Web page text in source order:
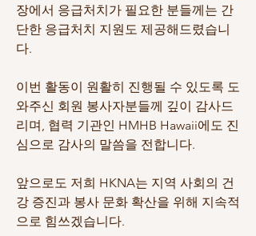
장에서 응급처치가 필요한 분들께는 간
단한 응급처치 지원도 제공해드렸습니
다.
이번 활동이 원활히 진행될 수 있도록 도
와주신 회원 봉사자분들께 깊이 감사드
리며, 협력 기관인 HMHB Hawaii에도 진
심으로 감사의 말씀을 전합니다.
앞으로도 저희 HKNA는 지역 사회의 건
강 증진과 봉사 문화 확산을 위해 지속적
으로 힘쓰겠습니다.